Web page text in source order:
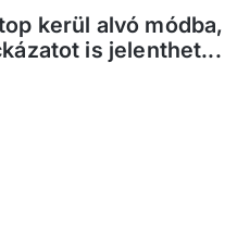
kerül alvó módba,
is jelenthet...